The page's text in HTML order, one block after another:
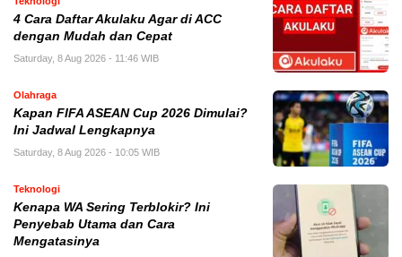
4 Cara Daftar Akulaku Agar di ACC
dengan Mudah dan Cepat
Saturday, 8 Aug 2026 - 11:46 WIB
Olahraga
Kapan FIFA ASEAN Cup 2026 Dimulai?
Ini Jadwal Lengkapnya
Saturday, 8 Aug 2026 - 10:05 WIB
Teknologi
Kenapa WA Sering Terblokir? Ini
Penyebab Utama dan Cara
Mengatasinya